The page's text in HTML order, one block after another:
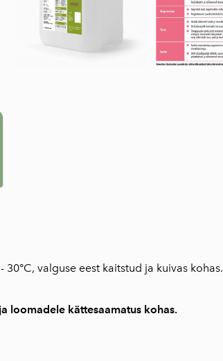
valguse eest kaitstud ja kuivas kohas.
loomadele kättesaamatus kohas.